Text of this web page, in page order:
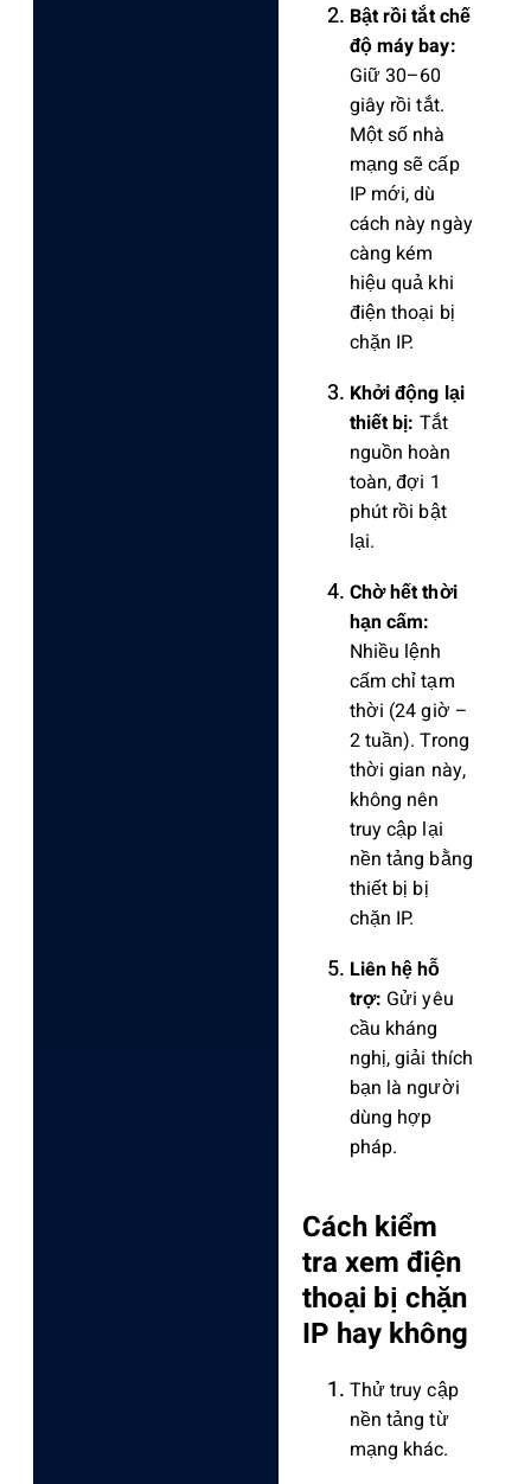
Bật rồi tắt chế
độ máy bay:
Giữ 30–60
giây rồi tắt.
Một số nhà
mạng sẽ cấp
IP mới, dù
cách này ngày
càng kém
hiệu quả khi
điện thoại bị
chặn IP.
Khởi động lại
thiết bị: Tắt
nguồn hoàn
toàn, đợi 1
phút rồi bật
lại.
Chờ hết thời
hạn cấm:
Nhiều lệnh
cấm chỉ tạm
thời (24 giờ –
2 tuần). Trong
thời gian này,
không nên
truy cập lại
nền tảng bằng
thiết bị bị
chặn IP.
Liên hệ hỗ
trợ: Gửi yêu
cầu kháng
nghị, giải thích
bạn là người
dùng hợp
pháp.
Cách kiểm
tra xem điện
thoại bị chặn
IP hay không
Thử truy cập
nền tảng từ
mạng khác.